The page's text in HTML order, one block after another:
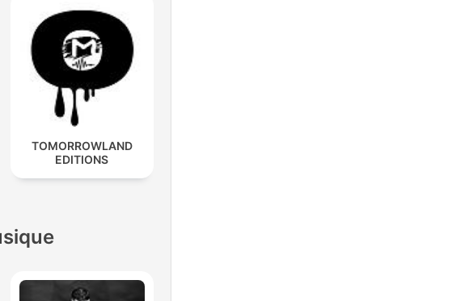
TOMORROWLAND
EDITIONS